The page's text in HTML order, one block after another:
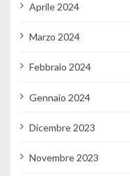
Aprile 2024
Marzo 2024
Febbraio 2024
Gennaio 2024
Dicembre 2023
Novembre 2023